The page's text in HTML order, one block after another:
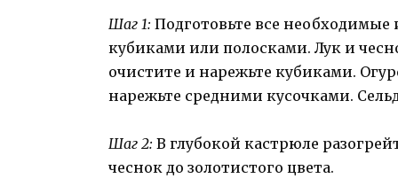
Шаг 1: Подготовьте все
кубиками или полосками. Лук и
очистите и нарежьте кубиками.
нарежьте средними кусочками.
Шаг 2: В глубокой кастрюле
чеснок до золотистого цвета.